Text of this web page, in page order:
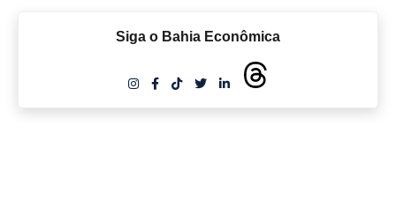
Siga o Bahia Econômica